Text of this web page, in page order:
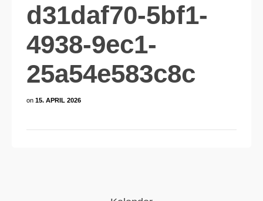
d31daf70-5bf1-
4938-9ec1-
25a54e583c8c
on 15. APRIL 2026